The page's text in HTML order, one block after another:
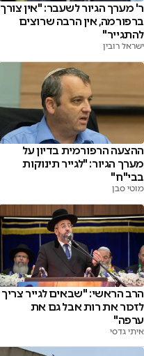
ר' מערך הגיור לשעבר: "אין צורך
ברפורמה, אין הרבה שרוצים
להתגייר"
ישראל רובין
ההצעה הרפורמית בדיון על
מערך הגיור: "לגייר תינוקות
בבי"ח"
מוטי סבן
הרב הראשי: "שבאים לגייר צריך
לזכור את רות אבל גם את
ערפה"
איתי גדסי